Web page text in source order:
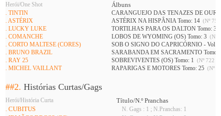
Herói/One Shot Álbuns
. TINTIN
CARANGUEJO DAS TENAZES DE
. ASTÉRIX
ASTÉRIX NA HISPÂNIA Tomo: 14 (Nº
. LUCKY LUKE
TORTILHAS PARA OS DALTON Tomo: 31
. COMANCHE
LOBOS DE WYOMING (OS) Tomo: 3 (Nº
. CORTO MALTESE (CORES)
SOB O SIGNO DO CAPRICÓRNIO - Vol 1
. BRUNO BRAZIL
SARABANDA EM SACRAMENTO Tomo:
. RAY 25
SOBREVIVENTES (OS) Tomo: 1 (Nº 722 A
. MICHEL VAILLANT RAPARIGAS E MOTORES Tomo: 25 (Nº
##2.Histórias Curtas/Gags
Herói/História Curta
Título/N.º Pranchas
. CUBITUS
N. Gags : 1 ; N.Pranchas: 1